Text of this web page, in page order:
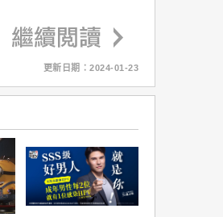
更新日期：2024-01-23